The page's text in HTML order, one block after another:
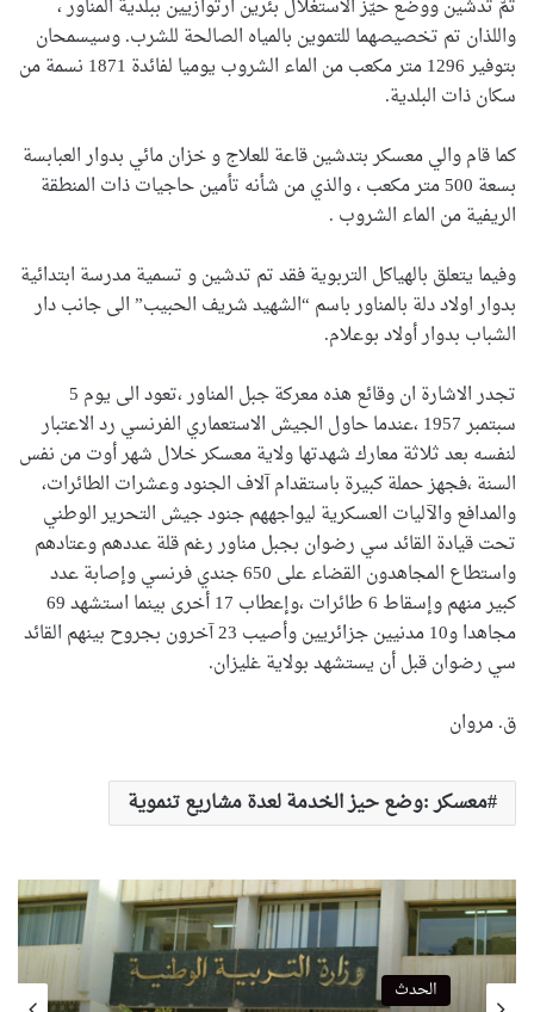
تمّ تدشين ووضع حيّز الاستغلال بئرين ارتوازيين ببلدية المناور ،
واللذان تم تخصيصهما للتموين بالمياه الصالحة للشرب. وسيسمحان
بتوفير 1296 متر مكعب من الماء الشروب يوميا لفائدة 1871 نسمة من
سكان ذات البلدية.
كما قام والي معسكر بتدشين قاعة للعلاج و خزان مائي بدوار العبابسة
بسعة 500 متر مكعب ، والذي من شأنه تأمين حاجيات ذات المنطقة
الريفية من الماء الشروب .
وفيما يتعلق بالهياكل التربوية فقد تم تدشين و تسمية مدرسة ابتدائية
بدوار اولاد دلة بالمناور باسم “الشهيد شريف الحبيب” الى جانب دار
الشباب بدوار أولاد بوعلام.
تجدر الاشارة ان وقائع هذه معركة جبل المناور ،تعود الى يوم 5
سبتمبر 1957 ،عندما حاول الجيش الاستعماري الفرنسي رد الاعتبار
لنفسه بعد ثلاثة معارك شهدتها ولاية معسكر خلال شهر أوت من نفس
السنة ،فجهز حملة كبيرة باستقدام آلاف الجنود وعشرات الطائرات،
والمدافع والآليات العسكرية ليواجههم جنود جيش التحرير الوطني
تحت قيادة القائد سي رضوان بجبل مناور رغم قلة عددهم وعتادهم
واستطاع المجاهدون القضاء على 650 جندي فرنسي وإصابة عدد
كبير منهم وإسقاط 6 طائرات ،وإعطاب 17 أخرى بينما استشهد 69
مجاهدا و10 مدنيين جزائريين وأصيب 23 آخرون بجروح بينهم القائد
سي رضوان قبل أن يستشهد بولاية غليزان.
ق. مروان
معسكر :وضع حيز الخدمة لعدة مشاريع تنموية
الحدث